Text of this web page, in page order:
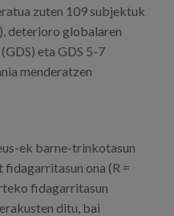
zuten 109 subjektuk
deterioro globalaren
eta GDS 5-7
menderatzen
ek barne-trinkotasun
fidagarritasun ona (R =
fidagarritasun
ditu, bai